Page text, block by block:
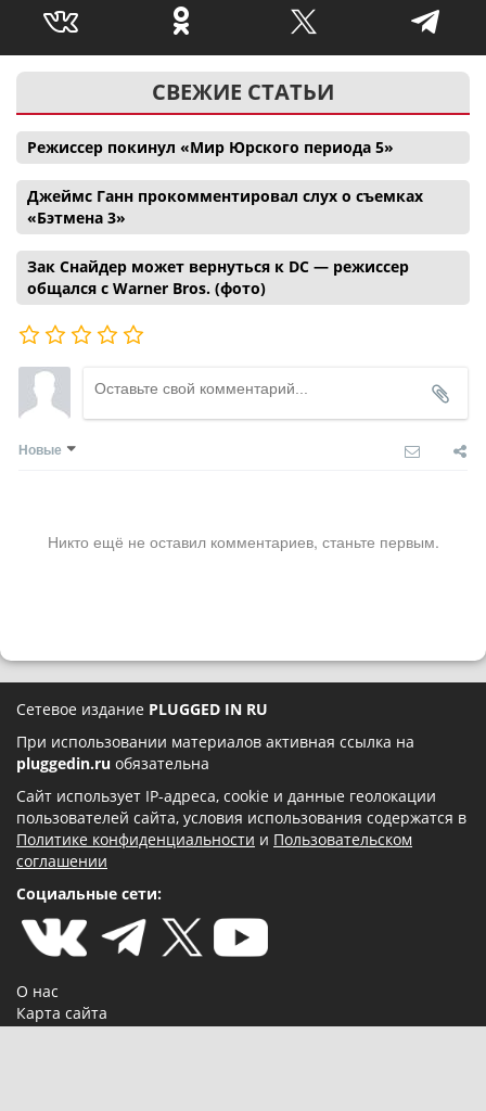
СВЕЖИЕ СТАТЬИ
Режиссер покинул «Мир Юрского периода 5»
Джеймс Ганн прокомментировал слух о съемках
«Бэтмена 3»
Зак Снайдер может вернуться к DC — режиссер
общался с Warner Bros. (фото)
Новые
Никто ещё не оставил комментариев, станьте первым.
Сетевое издание PLUGGED IN RU
При использовании материалов активная ссылка на
pluggedin.ru обязательна
Сайт использует IP-адреса, cookie и данные геолокации
пользователей сайта, условия использования содержатся в
Политике конфиденциальности и Пользовательском
соглашении
Социальные сети:
О нас
Карта сайта